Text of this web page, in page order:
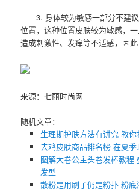
3. 身体较为敏感一部分不建议
位置，这种位置皮肤较为敏感，
造成刺激性、发痒等不适感，因此
来源：七丽时尚网
随机文章：
生理期护肤方法有讲究 教
去鸡皮肤商品排名榜 在夏
图解大卷公主头卷发棒教程
发型
散粉是用刷子仍是粉扑 ​粉